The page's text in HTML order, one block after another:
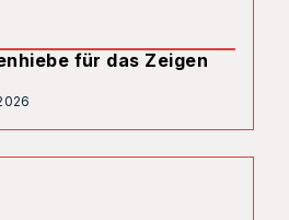
für das Zeigen